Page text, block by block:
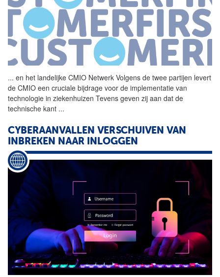
... en het landelijke CMIO Netwerk Volgens de twee partijen levert
de CMIO een cruciale bijdrage voor de implementatie van
technologie in ziekenhuizen Tevens geven zij aan dat de
technische kant ...
CYBERAANVALLEN VERSCHUIVEN VAN
INBREKEN NAAR INLOGGEN